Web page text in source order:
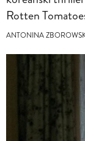
Rotten
ANTONINA